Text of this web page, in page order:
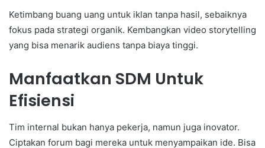
Ketimbang buang uang untuk iklan tanpa hasil, sebaiknya
fokus pada strategi organik. Kembangkan video storytelling
yang bisa menarik audiens tanpa biaya tinggi.
Manfaatkan SDM Untuk
Efisiensi
Tim internal bukan hanya pekerja, namun juga inovator.
Ciptakan forum bagi mereka untuk menyampaikan ide. Bisa